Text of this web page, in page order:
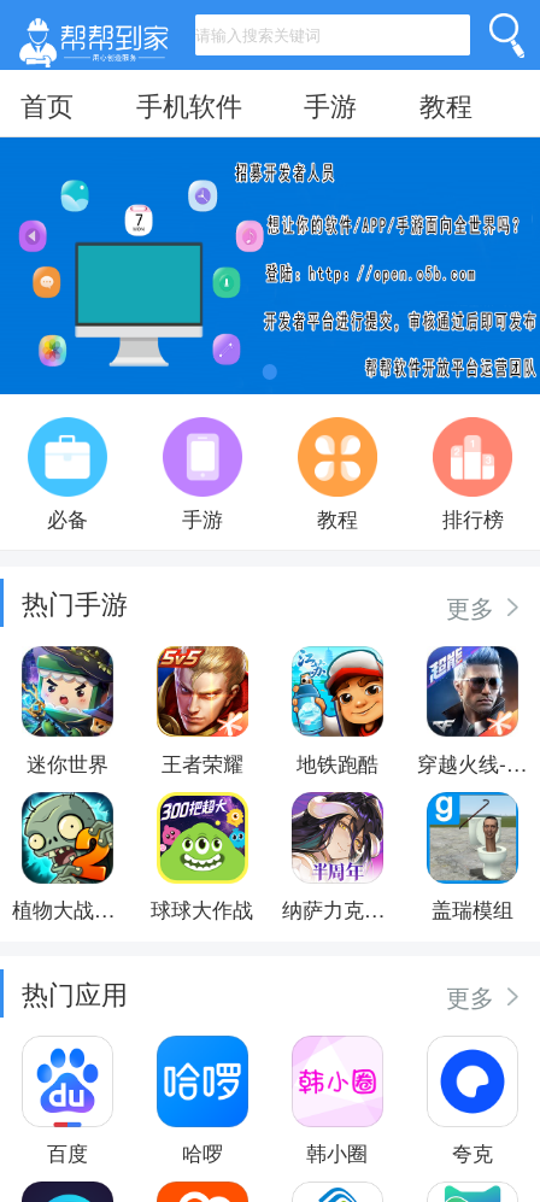
首页 手机软件 手游 教程
必备 手游 教程 排行榜
热门手游 更多
迷你世界 王者荣耀 地铁跑酷 穿越火线-枪战王者
植物大战僵尸2 球球大作战 纳萨力克之王 盖瑞模组
热门应用 更多
百度 哈啰 韩小圈 夸克